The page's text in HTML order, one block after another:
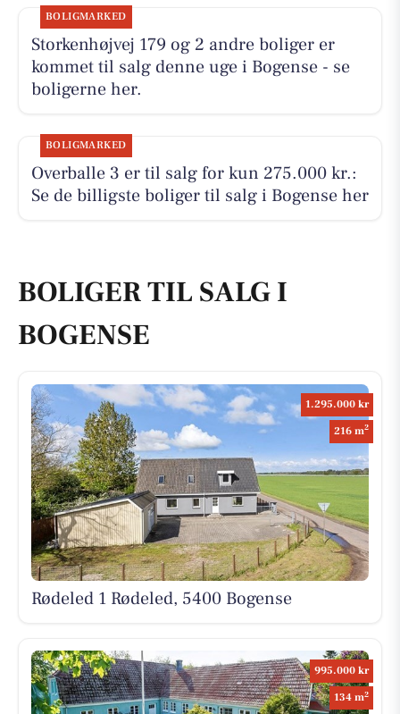
BOLIGMARKED
Storkenhøjvej 179 og 2 andre boliger er
kommet til salg denne uge i Bogense - se
boligerne her.
BOLIGMARKED
Overballe 3 er til salg for kun 275.000 kr.:
Se de billigste boliger til salg i Bogense her
BOLIGER TIL SALG I
BOGENSE
1.295.000 kr
216 m2
Rødeled 1 Rødeled, 5400 Bogense
995.000 kr
134 m2